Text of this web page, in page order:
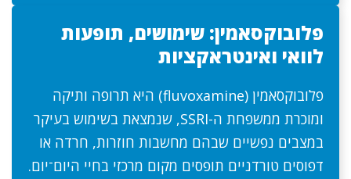
פלובוקסאמין: שימושים, תופעות
לוואי ואינטראקציות
פלובוקסאמין (fluvoxamine) היא תרופה ותיקה
ומוכרת ממשפחת ה-SSRI, שנמצאת בשימוש בעיקר
במצבים נפשיים שבהם מחשבות חוזרות, חרדה או
דפוסים טורדניים תופסים מקום מרכזי בחיי היום־יום.